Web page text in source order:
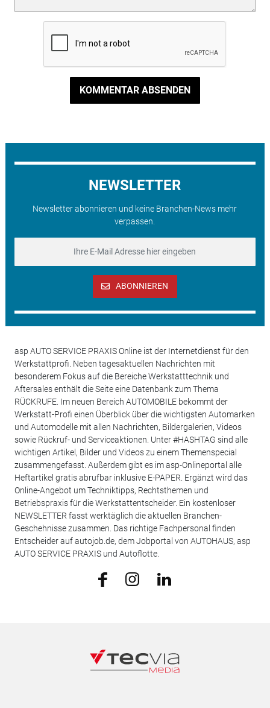
KOMMENTAR ABSENDEN
NEWSLETTER
Newsletter abonnieren und keine Branchen-News mehr
verpassen.
ABONNIEREN
asp AUTO SERVICE PRAXIS Online ist der Internetdienst für den
Werkstattprofi. Neben tagesaktuellen Nachrichten mit
besonderem Fokus auf die Bereiche Werkstatttechnik und
Aftersales enthält die Seite eine Datenbank zum Thema
RÜCKRUFE. Im neuen Bereich AUTOMOBILE bekommt der
Werkstatt-Profi einen Überblick über die wichtigsten Automarken
und Automodelle mit allen Nachrichten, Bildergalerien, Videos
sowie Rückruf- und Serviceaktionen. Unter #HASHTAG sind alle
wichtigen Artikel, Bilder und Videos zu einem Themenspecial
zusammengefasst. Außerdem gibt es im asp-Onlineportal alle
Heftartikel gratis abrufbar inklusive E-PAPER. Ergänzt wird das
Online-Angebot um Techniktipps, Rechtsthemen und
Betriebspraxis für die Werkstattentscheider. Ein kostenloser
NEWSLETTER fasst werktäglich die aktuellen Branchen-
Geschehnisse zusammen. Das richtige Fachpersonal finden
Entscheider auf autojob.de, dem Jobportal von AUTOHAUS, asp
AUTO SERVICE PRAXIS und Autoflotte.